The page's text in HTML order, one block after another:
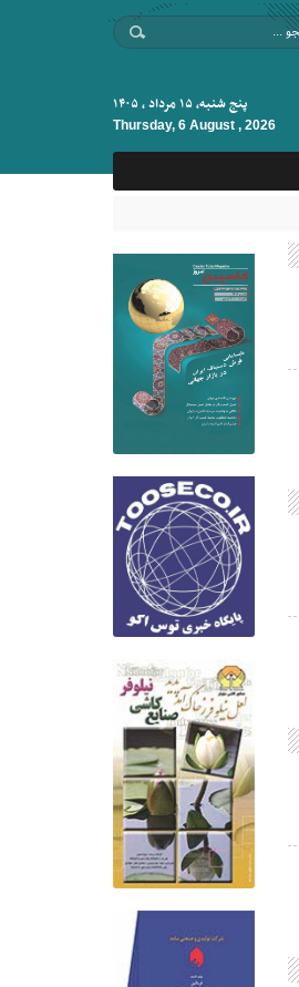
پنج شنبه, ۱۵ مرداد , ۱۴۰۵
Thursday, 6 August , 2026